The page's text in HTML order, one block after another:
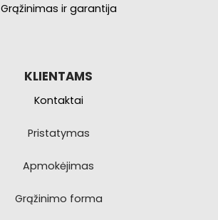
Grąžinimas ir garantija
KLIENTAMS
Kontaktai
Pristatymas
Apmokėjimas
Grąžinimo forma